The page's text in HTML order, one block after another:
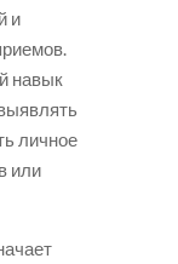
и
навык
личное
или